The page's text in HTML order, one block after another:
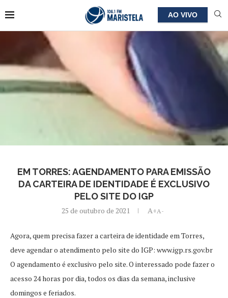
AO VIVO
EM TORRES: AGENDAMENTO PARA EMISSÃO
DA CARTEIRA DE IDENTIDADE É EXCLUSIVO
PELO SITE DO IGP
25 de outubro de 2021 A+A-
Agora, quem precisa fazer a carteira de identidade em Torres,
deve agendar o atendimento pelo site do IGP: www.igp.rs.gov.br
O agendamento é exclusivo pelo site. O interessado pode fazer o
acesso 24 horas por dia, todos os dias da semana, inclusive
domingos e feriados.